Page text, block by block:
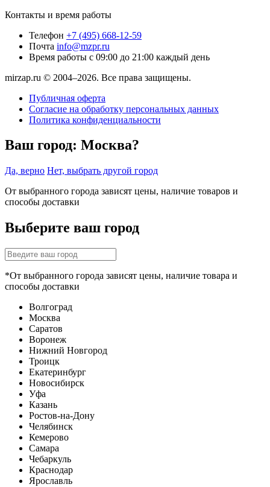
Контакты и время работы
Телефон +7 (495) 668-12-59
Почта info@mzpr.ru
Время работы с 09:00 до 21:00 каждый день
mirzap.ru © 2004–2026. Все права защищены.
Публичная оферта
Согласие на обработку персональных данных
Политика конфиденциальности
Ваш город: Москва?
Да, верно Нет, выбрать другой город
От выбранного города зависят цены, наличие товаров и
способы доставки
Выберите ваш город
*От выбранного города зависят цены, наличие товара и
способы доставки
Волгоград
Москва
Саратов
Воронеж
Нижний Новгород
Троицк
Екатеринбург
Новосибирск
Уфа
Казань
Ростов-на-Дону
Челябинск
Кемерово
Самара
Чебаркуль
Краснодар
Ярославль